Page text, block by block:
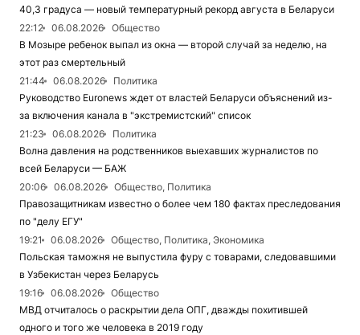
40,3 градуса — новый температурный рекорд августа в Беларуси
22:12
06.08.2026
Общество
В Мозыре ребенок выпал из окна — второй случай за неделю, на
этот раз смертельный
21:44
06.08.2026
Политика
Руководство Euronews ждет от властей Беларуси объяснений из-
за включения канала в "экстремистский" список
21:23
06.08.2026
Политика
Волна давления на родственников выехавших журналистов по
всей Беларуси — БАЖ
20:06
06.08.2026
Общество, Политика
Правозащитникам известно о более чем 180 фактах преследования
по "делу ЕГУ"
19:21
06.08.2026
Общество, Политика, Экономика
Польская таможня не выпустила фуру с товарами, следовавшими
в Узбекистан через Беларусь
19:16
06.08.2026
Общество
МВД отчиталось о раскрытии дела ОПГ, дважды похитившей
одного и того же человека в 2019 году